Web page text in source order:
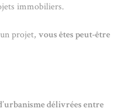
immobiliers.
projet, vous êtes peut-être
délivrées entre